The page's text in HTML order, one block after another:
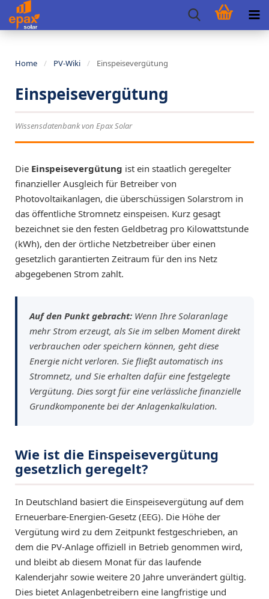
Home / PV-Wiki / Einspeisevergütung
Einspeisevergütung
Wissensdatenbank von Epax Solar
Die Einspeisevergütung ist ein staatlich geregelter
finanzieller Ausgleich für Betreiber von
Photovoltaikanlagen, die überschüssigen Solarstrom in
das öffentliche Stromnetz einspeisen. Kurz gesagt
bezeichnet sie den festen Geldbetrag pro Kilowattstunde
(kWh), den der örtliche Netzbetreiber über einen
gesetzlich garantierten Zeitraum für den ins Netz
abgegebenen Strom zahlt.
Auf den Punkt gebracht: Wenn Ihre Solaranlage
mehr Strom erzeugt, als Sie im selben Moment direkt
verbrauchen oder speichern können, geht diese
Energie nicht verloren. Sie fließt automatisch ins
Stromnetz, und Sie erhalten dafür eine festgelegte
Vergütung. Dies sorgt für eine verlässliche finanzielle
Grundkomponente bei der Anlagenkalkulation.
Wie ist die Einspeisevergütung
gesetzlich geregelt?
In Deutschland basiert die Einspeisevergütung auf dem
Erneuerbare-Energien-Gesetz (EEG). Die Höhe der
Vergütung wird zu dem Zeitpunkt festgeschrieben, an
dem die PV-Anlage offiziell in Betrieb genommen wird,
und bleibt ab diesem Monat für das laufende
Kalenderjahr sowie weitere 20 Jahre unverändert gültig.
Dies bietet Anlagenbetreibern eine langfristige und